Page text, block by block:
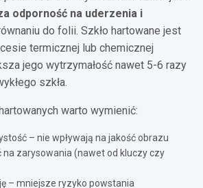
odporność na uderzenia i
do folii. Szkło hartowane jest
termicznej lub chemicznej
jego wytrzymałość nawet 5-6 razy
szkła.
warto wymienić:
– nie wpływają na jakość obrazu
na zarysowania (nawet od kluczy czy
– mniejsze ryzyko powstania